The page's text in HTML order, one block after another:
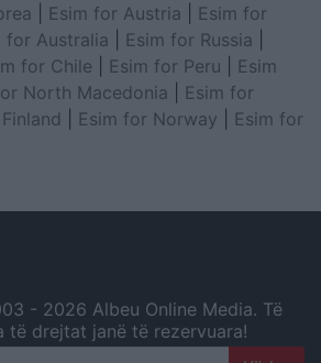
Esim for Austria
Esim for
for Australia Esim for Russia
for Chile Esim for Peru
Esim
North Macedonia
Esim for
Esim for Norway
Esim for
- 2026 Albeu Online Media. Të
të drejtat janë të rezervuara!